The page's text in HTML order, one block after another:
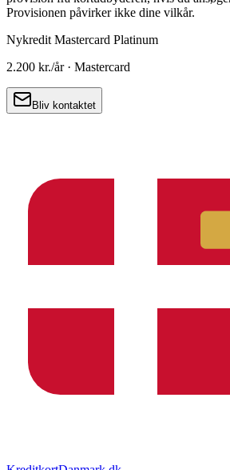
Provisionen påvirker ikke dine vilkår.
Nykredit Mastercard Platinum
2.200 kr./år · Mastercard
Bliv kontaktet